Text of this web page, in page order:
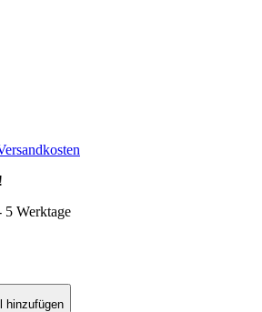
Werktage
hinzufügen